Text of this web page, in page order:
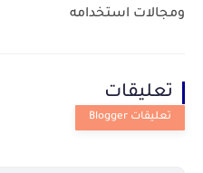
ومجالات استخدامه
تعليقات